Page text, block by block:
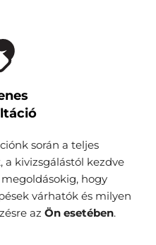
során a teljes
kivizsgálástól kezdve
egészen a lehetséges megoldásokig, hogy
várhatók és milyen
az Ön esetében.